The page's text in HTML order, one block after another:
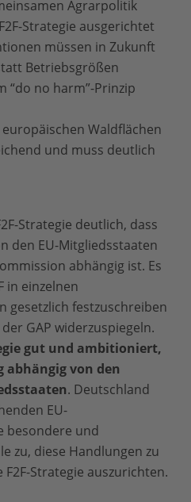
Agrarpolitik
Strategie ausgerichtet
müssen in Zukunft
Betriebsgrößen
“do no harm”-Prinzip
Waldflächen
und muss deutlich
Strategie deutlich, dass
den EU-Mitgliedsstaaten
abhängig ist. Es
in einzelnen
gesetzlich festzuschreiben
GAP widerzuspiegeln.
gut und ambitioniert,
abhängig von den
. Deutschland
EU-
besondere und
zu, diese Handlungen zu
Strategie auszurichten.